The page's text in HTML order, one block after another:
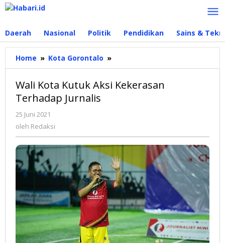
Lewati
Daerah Nasional Politik Pendidikan Sains &
Home » Kota Gorontalo »
Kota
Kutuk
Aksi
Wali Kota Kutuk Aksi Kekerasan
Terhadap Jurnalis
25 Juni 2021
oleh Redaksi